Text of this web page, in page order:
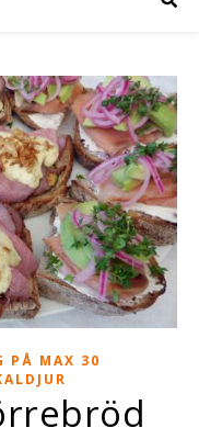
PÅ MAX 30